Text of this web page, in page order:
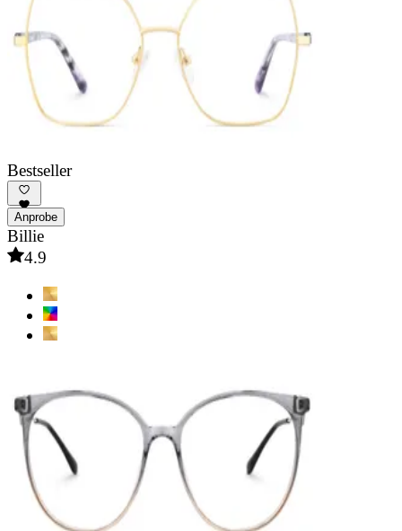
Bestseller
Anprobe
Billie
4.9